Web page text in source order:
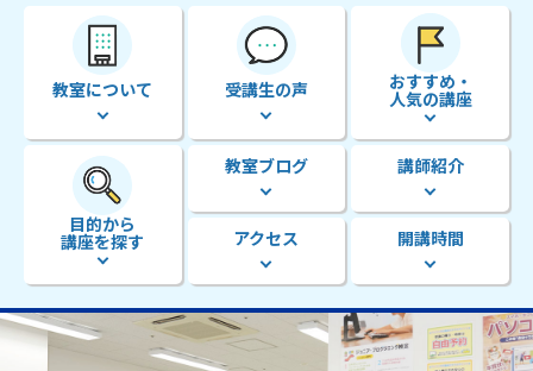
教室について 受講生の声 おすすめ・
人気の講座
目的から
講座を探す
教室ブログ 講師紹介
アクセス 開講時間